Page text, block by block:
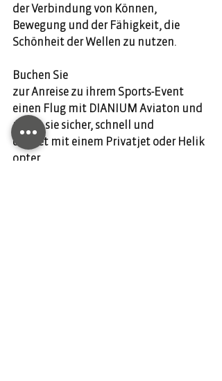
der Verbindung von Können,
Bewegung und der Fähigkeit, die
Schönheit der Wellen zu nutzen.
Buchen Sie
zur Anreise zu ihrem Sports-Event
einen Flug mit DIANIUM Aviaton und
reisen sie sicher, schnell und
diskret mit einem Privatjet oder Helik
opter.